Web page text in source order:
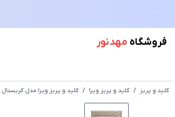
فروشگاه مهد نور
کلید و پریز / کلید و پریز ویرا / کلید و پریز ویرا مدل کریستال